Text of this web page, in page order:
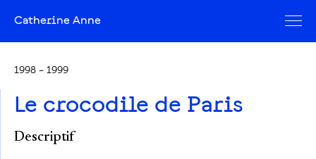
Catherine Anne
1998 – 1999
Le crocodile de Paris
Descriptif